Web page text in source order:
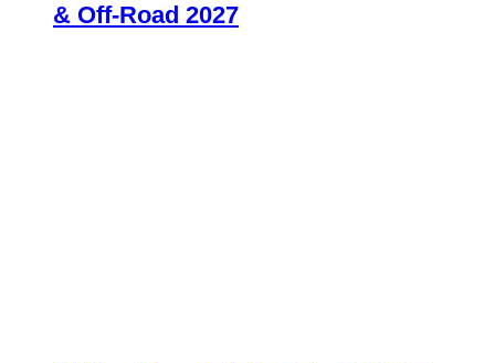
& Off-Road 2027